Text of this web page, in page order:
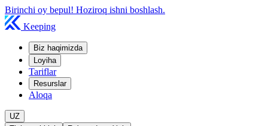
Birinchi oy bepul! Hoziroq ishni boshlash.
Keeping
Biz haqimizda
Loyiha
Tariflar
Resurslar
Aloqa
UZ